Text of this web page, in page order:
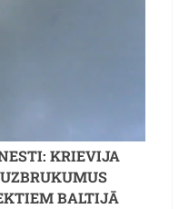
KRIEVIJA
BALTIJĀ